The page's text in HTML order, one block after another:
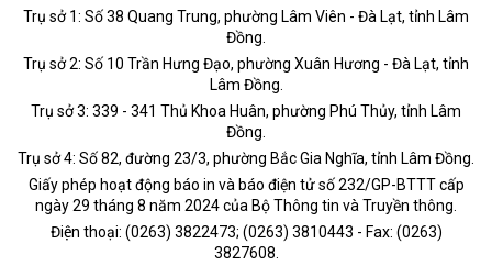
Trụ sở 1: Số 38 Quang Trung, phường Lâm Viên - Đà Lạt, tỉnh Lâm
Đồng.
Trụ sở 2: Số 10 Trần Hưng Đạo, phường Xuân Hương - Đà Lạt, tỉnh
Lâm Đồng.
Trụ sở 3: 339 - 341 Thủ Khoa Huân, phường Phú Thủy, tỉnh Lâm
Đồng.
Trụ sở 4: Số 82, đường 23/3, phường Bắc Gia Nghĩa, tỉnh Lâm Đồng.
Giấy phép hoạt động báo in và báo điện tử số 232/GP-BTTT cấp
ngày 29 tháng 8 năm 2024 của Bộ Thông tin và Truyền thông.
Điện thoại: (0263) 3822473; (0263) 3810443 - Fax: (0263)
3827608.